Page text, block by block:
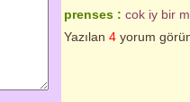
prenses : cok iy bir
Yazılan 4 yorum